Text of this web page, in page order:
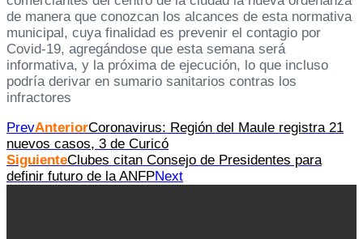
de manera que conozcan los alcances de esta normativa
municipal, cuya finalidad es prevenir el contagio por
Covid-19, agregándose que esta semana será
informativa, y la próxima de ejecución, lo que incluso
podría derivar en sumario sanitarios contras los
infractores
PrevAnteriorCoronavirus: Región del Maule registra 21
nuevos casos, 3 de Curicó
SiguienteClubes citan Consejo de Presidentes para
definir futuro de la ANFPNext